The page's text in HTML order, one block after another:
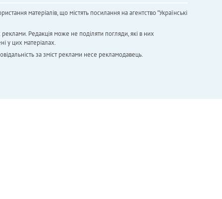
матеріалів, що містять посилання на агентство "Українськi
Редакція може не поділяти погляди, які в них
у цих матеріалах.
за зміст реклами несе рекламодавець.